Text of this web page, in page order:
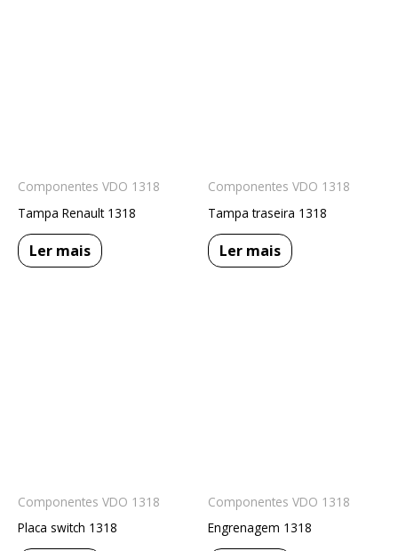
Componentes VDO 1318
Tampa Renault 1318
Ler mais
Componentes VDO 1318
Tampa traseira 1318
Ler mais
Componentes VDO 1318
Placa switch 1318
Componentes VDO 1318
Engrenagem 1318